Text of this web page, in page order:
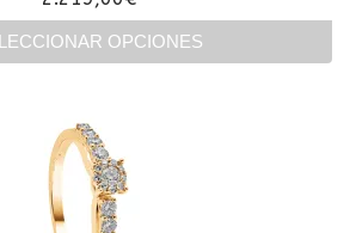
producto
OPCIONES
tiene
múltiples
variantes.
Las
opciones